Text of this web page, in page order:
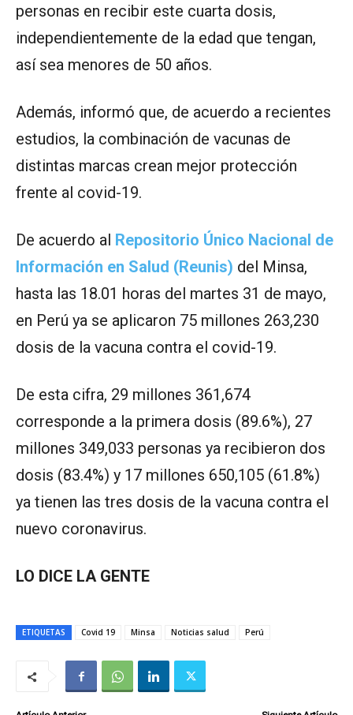
personas en recibir este cuarta dosis,
independientemente de la edad que tengan,
así sea menores de 50 años.
Además, informó que, de acuerdo a recientes
estudios, la combinación de vacunas de
distintas marcas crean mejor protección
frente al covid-19.
De acuerdo al Repositorio Único Nacional de
Información en Salud (Reunis) del Minsa,
hasta las 18.01 horas del martes 31 de mayo,
en Perú ya se aplicaron 75 millones 263,230
dosis de la vacuna contra el covid-19.
De esta cifra, 29 millones 361,674
corresponde a la primera dosis (89.6%), 27
millones 349,033 personas ya recibieron dos
dosis (83.4%) y 17 millones 650,105 (61.8%)
ya tienen las tres dosis de la vacuna contra el
nuevo coronavirus.
LO DICE LA GENTE
ETIQUETAS Covid 19 Minsa Noticias salud Perú